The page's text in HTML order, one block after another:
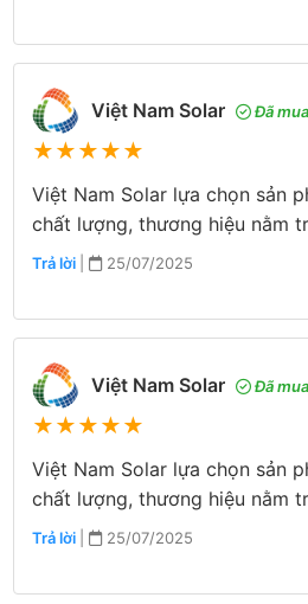
Việt Nam Solar Đã
★★★★★
Việt Nam Solar lựa chọn sản
chất lượng, thương hiệu nằm
Trả lời | 25/07/2025
Việt Nam Solar Đã
★★★★★
Việt Nam Solar lựa chọn sản
chất lượng, thương hiệu nằm
Trả lời | 25/07/2025